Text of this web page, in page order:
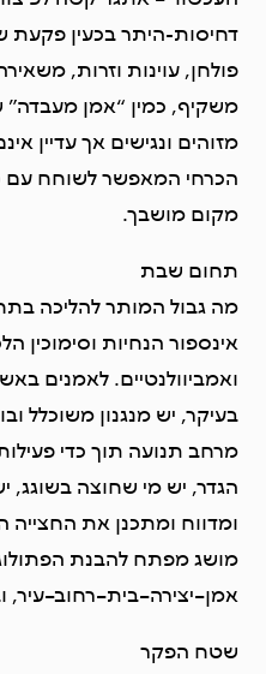
דחיסות-היתר בכעין פקעת
פולחן, עוינות וזרות,
משקיף, כמין “אמן מעבדה”
מזוהים ונגישים אך עדיין
הכרחי המאפשר לשוחח עם
מקום מושבך.
תחום שבת
מה גבול המותר להליכה
אינספור הנחיות וסימוכין
ואמביוולנטיים. לאמנים
בעיקר, יש מנגנון משוכלל
מרחב תנועה תוך כדי
הגדר, יש מי שחוצה בשוגג,
ומדווח ומתכנן את
מושג מפתח להבנת
אמן–יצירה–בית–רחוב–עיר,
שטח הפקר